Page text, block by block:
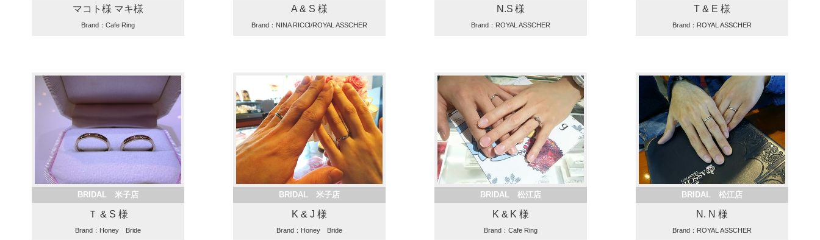
マコト様 マキ様
Brand：Cafe Ring
A & S 様
Brand：NINA RICCI/ROYAL ASSCHER
N.S 様
Brand：ROYAL ASSCHER
T & E 様
Brand：ROYAL ASSCHER
BRIDAL 米子店
Ｔ & S 様
Brand：Honey Bride
BRIDAL 米子店
K & J 様
Brand：Honey Bride
BRIDAL 松江店
K & K 様
Brand：Cafe Ring
BRIDAL 松江店
N. N 様
Brand：ROYAL ASSCHER